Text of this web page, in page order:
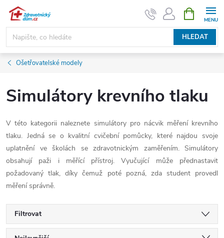
Přejít
obsah
HLEDAT
NÁKUPNÍ
KOŠÍK
Ošetřovatelské modely
Simulátory krevního tlaku
V této kategorii naleznete simulátory pro nácvik měření krevního
tlaku. Jedná se o kvalitní cvičební pomůcky, které najdou svoje
uplatnění ve školách se zdravotnickým zaměřením. Simulátory
obsahují paži i měřící přístroj. Vyučující může přednastavit
požadovaný tlak, díky čemuž poté pozná, zda student provedl
měření správně.
Filtrovat